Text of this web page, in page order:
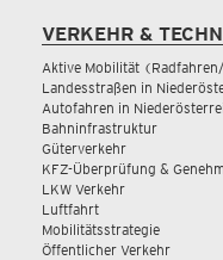
VERKEHR &
Aktive Mobilität
Landesstraßen in
Autofahren in
Bahninfrastruktur
Güterverkehr
KFZ-Überprüfung &
LKW Verkehr
Luftfahrt
Mobilitätsstrategie
Öffentlicher Verkehr